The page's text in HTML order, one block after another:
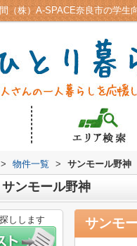
（株）A-SPACE奈良市の学生
> 物件一覧 > サンモール野神
ンモール野神
サンモ
しします